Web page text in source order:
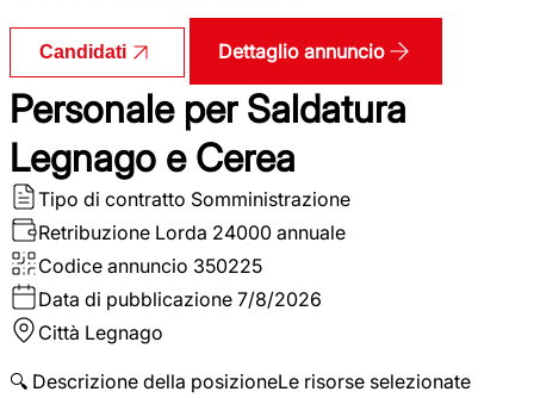
Candidati Dettaglio annuncio
Personale per Saldatura
Legnago e Cerea
Tipo di contratto Somministrazione
Retribuzione Lorda 24000 annuale
Codice annuncio 350225
Data di pubblicazione 7/8/2026
Città Legnago
🔍 Descrizione della posizioneLe risorse selezionate